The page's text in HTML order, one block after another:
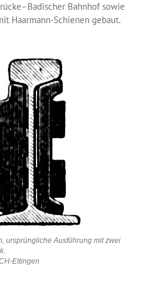
Bahnhof sowie
Haarmann-Schienen gebaut.
ursprüngliche Ausführung mit zwei
Ettingen